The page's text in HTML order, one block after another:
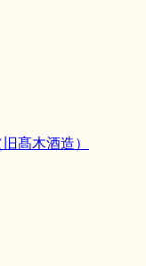
髙木酒造）